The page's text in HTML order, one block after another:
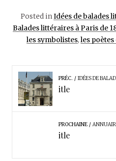
Posted in Idées de balades
Balades littéraires à Paris de
les symbolistes, les
PRÉC. IDÉES DE
itle
PROCHAINE
itle